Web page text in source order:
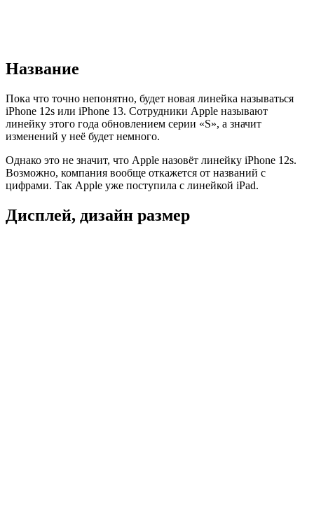
Название
Пока что точно непонятно, будет новая линейка называться
iPhone 12s или iPhone 13. Сотрудники Apple называют
линейку этого года обновлением серии «S», а значит
изменений у неё будет немного.
Однако это не значит, что Apple назовёт линейку iPhone 12s.
Возможно, компания вообще откажется от названий с
цифрами. Так Apple уже поступила с линейкой iPad.
Дисплей, дизайн размер